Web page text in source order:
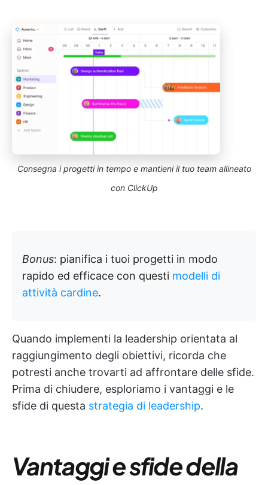
Consegna i progetti in tempo e mantieni il tuo team allineato
con ClickUp
Bonus: pianifica i tuoi progetti in modo
rapido ed efficace con questi modelli di
attività cardine.
Quando implementi la leadership orientata al
raggiungimento degli obiettivi, ricorda che
potresti anche trovarti ad affrontare delle sfide.
Prima di chiudere, esploriamo i vantaggi e le
sfide di questa strategia di leadership.
Vantaggi e sfide della